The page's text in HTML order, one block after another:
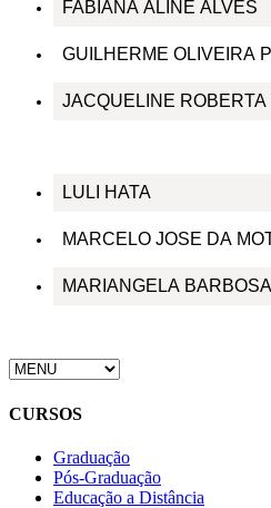
FABIANA ALINE ALVES
GUILHERME OLIVEIRA
JACQUELINE ROBERTA
LULI HATA
MARCELO JOSE DA
MARIANGELA
CURSOS
Graduação
Pós-Graduação
Educação a Distância